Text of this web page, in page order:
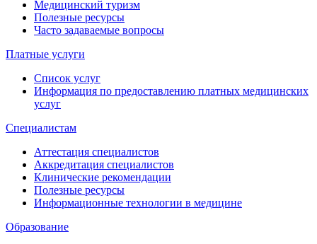
Медицинский туризм
Полезные ресурсы
Часто задаваемые вопросы
Платные услуги
Список услуг
Информация по предоставлению платных медицинских
услуг
Специалистам
Аттестация специалистов
Аккредитация специалистов
Клинические рекомендации
Полезные ресурсы
Информационные технологии в медицине
Образование